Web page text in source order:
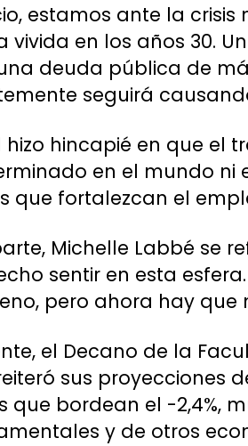
estamos ante la
vivida en los años 30.
deuda pública de
seguirá
hizo hincapié en que el
en el mundo ni
que fortalezcan el
Michelle Labbé se
sentir en esta
pero ahora hay que
el Decano de la
sus proyecciones
que bordean el -2,4%,
y de otros